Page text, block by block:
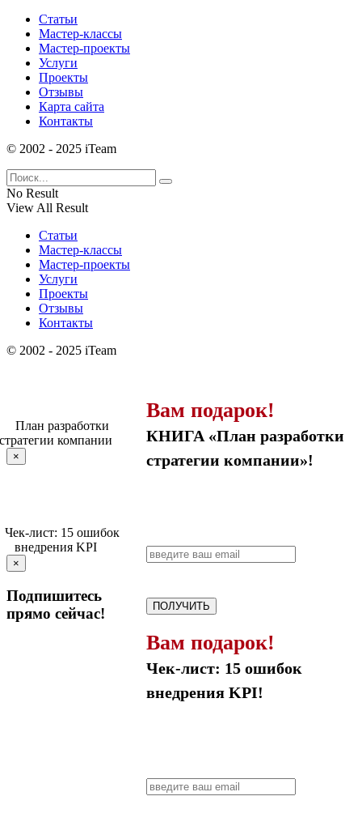
Статьи
Мастер-классы
Мастер-проекты
Услуги
Проекты
Отзывы
Карта сайта
Контакты
© 2002 - 2025 iTeam
No Result
View All Result
Статьи
Мастер-классы
Мастер-проекты
Услуги
Проекты
Отзывы
Контакты
© 2002 - 2025 iTeam
Вам подарок!
КНИГА «План разработки
стратегии компании»!
ПОЛУЧИТЬ
×
Вам подарок!
Чек-лист: 15 ошибок
внедрения KPI!
×
Подпишитесь
прямо сейчас!